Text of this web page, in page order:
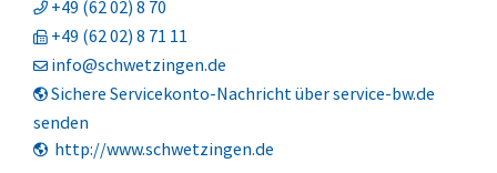
+49 (6202) 8 70
+49 (6202) 8 71 11
info@schwetzingen.de
Sichere Servicekonto-Nachricht über service-bw.de
senden
http://www.schwetzingen.de